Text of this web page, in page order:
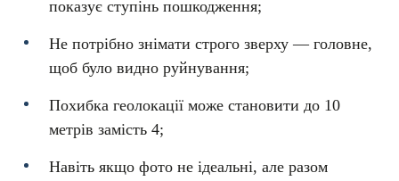
показує ступінь пошкодження;
Не потрібно знімати строго зверху — головне,
щоб було видно руйнування;
Похибка геолокації може становити до 10
метрів замість 4;
Навіть якщо фото не ідеальні, але разом